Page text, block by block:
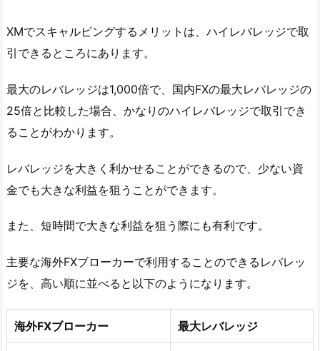
XMでスキャルピングするメリットは、ハイレバレッジで取
引できるところにあります。
最大のレバレッジは1,000倍で、国内FXの最大レバレッジの
25倍と比較した場合、かなりのハイレバレッジで取引でき
ることがわかります。
レバレッジを大きく利かせることができるので、少ない資
金でも大きな利益を狙うことができます。
また、短時間で大きな利益を狙う際にも有利です。
主要な海外FXブローカーで利用することのできるレバレッ
ジを、高い順に並べると以下のようになります。
海外FXブローカー 最大レバレッジ